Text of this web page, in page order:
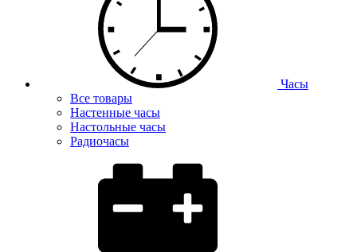
Часы
Все товары
Настенные часы
Настольные часы
Радиочасы